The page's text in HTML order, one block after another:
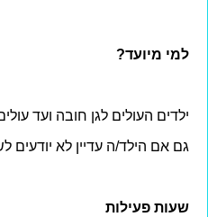
למי מיועד?
ילדים העולים לגן חובה ועד
גם אם הילד/ה עדיין לא יודעים
שעות פעילות